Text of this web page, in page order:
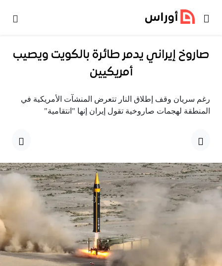
صاروخ إيراني يدمر طائرة بالكويت ويصيب
أمريكيين
رغم سريان وقف إطلاق النار تتعرض المنشآت الأمريكية في
المنطقة لهجمات صاروخية تقول إيران إنها "انتقامية"